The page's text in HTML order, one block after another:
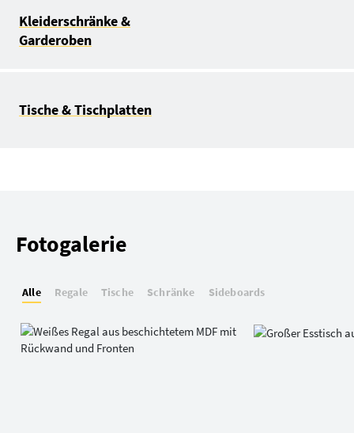
Kleiderschränke &
Garderoben
Tische & Tischplatten
Fotogalerie
Alle Regale Tische Schränke Sideboards